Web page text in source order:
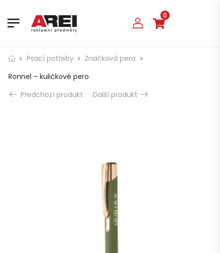
0
Psací potřeby
Značková pera
Ronnel – kuličkové pero
Předchozí produkt
Další produkt